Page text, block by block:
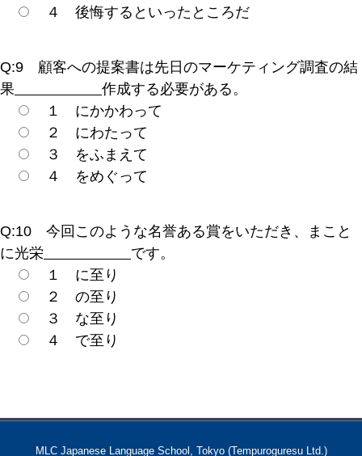
４ 後悔するといったところだ
Q:9 顧客への提案書は先日のマーケティング調査の結
果
作成する必要がある。
１ にかかわって
２ にわたって
３ をふまえて
４ をめぐって
Q:10 今回このような名誉ある賞をいただき、まこと
に光栄
です。
１ に至り
２ の至り
３ な至り
４ で至り
MLC Japanese Language School, Tokyo (Tempuroguresu Ltd.)